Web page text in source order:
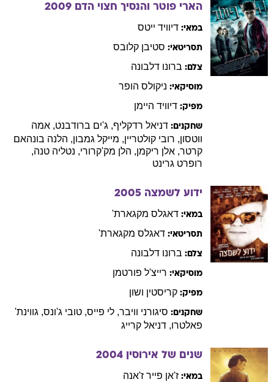
הארי פוטר והנסיך חצוי הדם 2009
במאי: דיוויד ייטס
תסריטאי: סטיבן קלובס
צלם: ברונו דלבונה
מוסיקאי: ניקולס הופר
מפיק: דיוויד היימן
שחקנים: דניאל רדקליף, ג'ים ברודבנט, אמה
ווטסון, רובי קולטריין, מייקל גמבון, הלנה בונהאם
קרטר, אלן ריקמן, הלן מק'קרורי, נטליה טנה,
רופרט גרינט
ידוע לשמצה 2005
במאי: דאגלס מקגארת'
תסריטאי: דאגלס מקגארת'
צלם: ברונו דלבונה
מוסיקאי: רייצ'ל פורטמן
מפיק: קריסטין ושון
שחקנים: סיגורני וויבר, לי פייס, טובי ג'ונס, גווינת'
פאלטרו, דניאל קרייג
שנים של אירוסין 2004
במאי: ז'אן פייר ז'אנה